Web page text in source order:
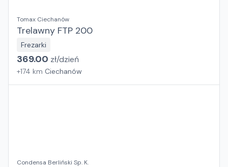
Tomax Ciechanów
Trelawny FTP 200
Frezarki
369.00 zł/dzień
+174 km Ciechanów
Condensa Berliński Sp. K.